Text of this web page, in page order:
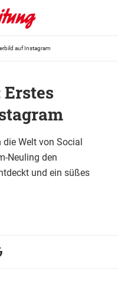
auf Instagram
Welt von Social
Neuling den
und ein süßes